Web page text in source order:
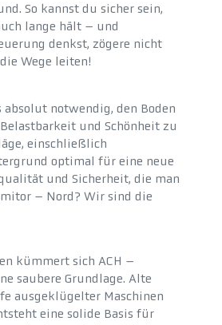
So kannst du sicher sein,
lange hält – und
denkst, zögere nicht
Wege leiten!
notwendig, den Boden
und Schönheit zu
einschließlich
optimal für eine neue
und Sicherheit, die man
– Nord? Wir sind die
kümmert sich ACH –
saubere Grundlage. Alte
ausgeklügelter Maschinen
eine solide Basis für